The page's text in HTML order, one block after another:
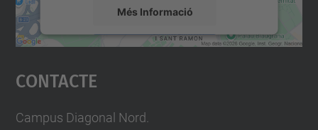
Més Informació
Accepta
powered by
Contacte
Campus Diagonal Nord.